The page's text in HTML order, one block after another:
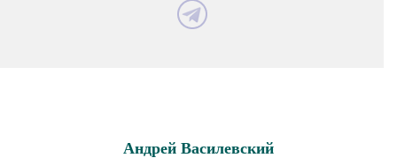
Андрей Василевский